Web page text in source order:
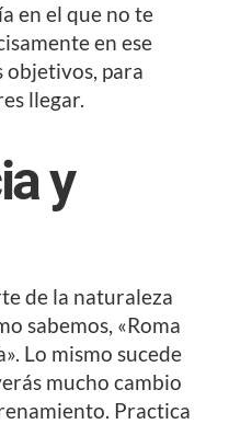
en el que no te
en ese
objetivos, para
llegar.
y
de la naturaleza
sabemos, «Roma
Lo mismo sucede
mucho cambio
Practica